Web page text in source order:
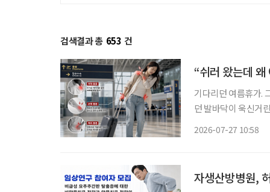
검색결과 총 653 건
“쉬러 왔는데 왜
기다리던 여름휴가.
던 발바닥이 욱신거
2026-07-27 10:58
자생산방병원,